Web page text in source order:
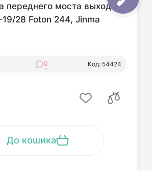
переднего моста выходной
28 Foton 244, Jinma
0 Код: 54424
До кошика